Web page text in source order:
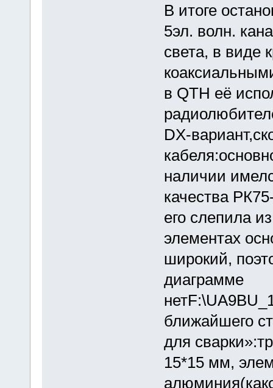
В итоге
5эл. волн.
света, в виде
в QTH её
DX-
наличии
качества
его слепила
элементах
широкий,
диаграмме
ближайшего
для
15*15 мм,